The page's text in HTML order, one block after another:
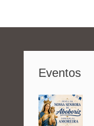
Eventos